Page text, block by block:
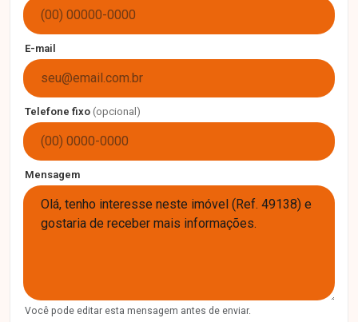
E-mail
Telefone fixo (opcional)
Mensagem
Você pode editar esta mensagem antes de enviar.